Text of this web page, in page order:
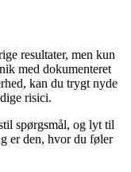
resultater, men kun
med dokumenteret
kan du trygt nyde
risici.
spørgsmål, og lyt til
er den, hvor du føler